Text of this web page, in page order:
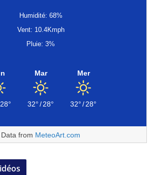
Humidité: 68%
Vent: 10.4Kmph
Pluie: 3%
28°
Mar
32°/28°
Mer
32°/28°
Data from MeteoArt.com